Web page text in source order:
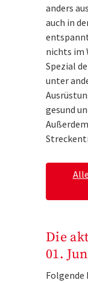
anders
auch in
nichts im
Spezial
unter
gesund
Die
01.
Folgende